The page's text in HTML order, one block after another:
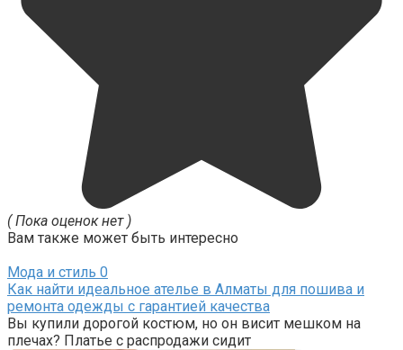
( Пока оценок нет )
Вам также может быть интересно
Мода и стиль 0
Как найти идеальное ателье в Алматы для пошива и
ремонта одежды с гарантией качества
Вы купили дорогой костюм, но он висит мешком на
плечах? Платье с распродажи сидит